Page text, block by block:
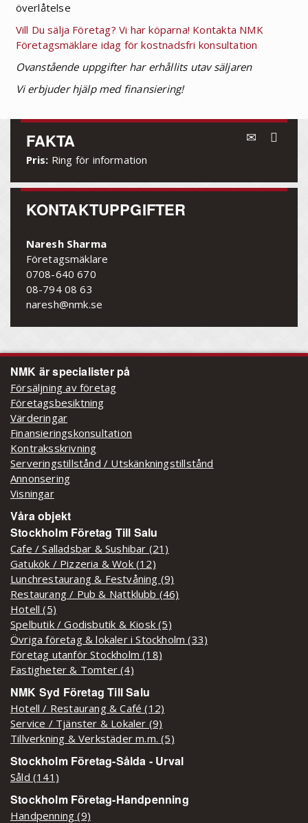
överlåtelse
Vill Du sälja Företag? Vi har köparna! Kontakta NMK
Företagsmäklare idag för kostnadsfri konsultation
Ovanstående uppgifter har erhållits utav säljaren
Vi erbjuder hjälp med finansiering!
FAKTA
Pris: Ring för information
KONTAKTUPPGIFTER
Naresh Sharma
Företagsmäklare
0708-640 670
08-794 08 63
naresh@nmk.se
NMK är specialister på
Försäljning av företag
Företagsbesiktning
Värderingar
Finansieringskonsultation
Kontraksskrivning
Serveringstillstånd / Utskänkningstillstånd
Annonsering
Visningar
Våra objekt
Stockholm Företag Till Salu
Cafe / Salladsbar & Sushibar (21)
Gatukök / Pizzeria & Wok (12)
Lunchrestaurang & Festvåning (9)
Restaurang / Pub & Nattklubb (46)
Hotell (5)
Spelbutik / Godisbutik & Kiosk (5)
Övriga företag & lokaler i Stockholm (33)
Företag utanför Stockholm (18)
Fastigheter & Tomter (4)
NMK Syd Företag Till Salu
Hotell / Restaurang & Café (12)
Service / Tjänster & Lokaler (9)
Tillverkning & Verkstäder m.m. (5)
Stockholm Företag-Sålda - Urval
Såld (141)
Stockholm Företag-Handpenning
Handpenning (9)